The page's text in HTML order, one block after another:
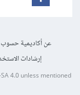
عن أكاديمية حسوب
إرشادات
4.0unless mentioned